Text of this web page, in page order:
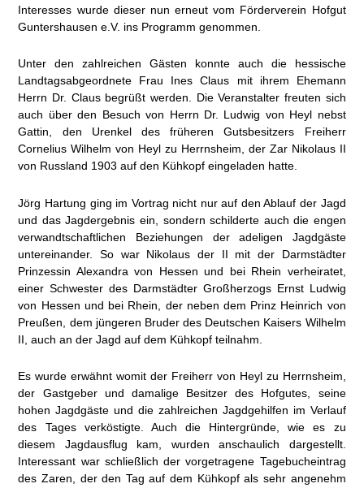
Interesses wurde dieser nun erneut vom Förderverein Hofgut
Guntershausen e.V. ins Programm genommen.
Unter den zahlreichen Gästen konnte auch die hessische
Landtagsabgeordnete Frau Ines Claus mit ihrem Ehemann
Herrn Dr. Claus begrüßt werden. Die Veranstalter freuten sich
auch über den Besuch von Herrn Dr. Ludwig von Heyl nebst
Gattin, den Urenkel des früheren Gutsbesitzers Freiherr
Cornelius Wilhelm von Heyl zu Herrnsheim, der Zar Nikolaus II
von Russland 1903 auf den Kühkopf eingeladen hatte.
Jörg Hartung ging im Vortrag nicht nur auf den Ablauf der Jagd
und das Jagdergebnis ein, sondern schilderte auch die engen
verwandtschaftlichen Beziehungen der adeligen Jagdgäste
untereinander. So war Nikolaus der II mit der Darmstädter
Prinzessin Alexandra von Hessen und bei Rhein verheiratet,
einer Schwester des Darmstädter Großherzogs Ernst Ludwig
von Hessen und bei Rhein, der neben dem Prinz Heinrich von
Preußen, dem jüngeren Bruder des Deutschen Kaisers Wilhelm
II, auch an der Jagd auf dem Kühkopf teilnahm.
Es wurde erwähnt womit der Freiherr von Heyl zu Herrnsheim,
der Gastgeber und damalige Besitzer des Hofgutes, seine
hohen Jagdgäste und die zahlreichen Jagdgehilfen im Verlauf
des Tages verköstigte. Auch die Hintergründe, wie es zu
diesem Jagdausflug kam, wurden anschaulich dargestellt.
Interessant war schließlich der vorgetragene Tagebucheintrag
des Zaren, der den Tag auf dem Kühkopf als sehr angenehm